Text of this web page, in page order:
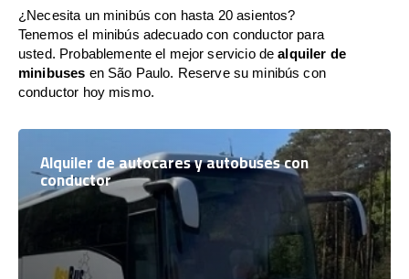
¿Necesita un minibús con hasta 20 asientos?
Tenemos el minibús adecuado con conductor para
usted. Probablemente el mejor servicio dealquiler de
minibuses en São Paulo. Reserve su minibús con
conductor hoy mismo.
Alquiler de autocares y autobuses con
conductor